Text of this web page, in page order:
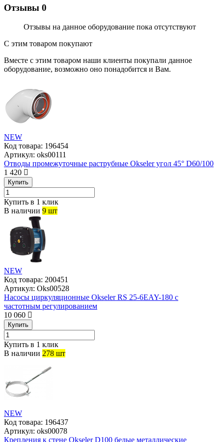
Отзывы 0
Отзывы на данное оборудование пока отсутствуют
С этим товаром покупают
Вместе с этим товаром наши клиенты покупали данное
оборудование, возможно оно понадобится и Вам.
NEW
Код товара: 196454
Артикул: oks00111
Отводы промежуточные раструбные Okseler угол 45° D60/100
1 420
Купить
Купить в 1 клик
В наличии 9 шт
NEW
Код товара: 200451
Артикул: Oks00528
Насосы циркуляционные Okseler RS 25-6EAY-180 с
частотным регулированием
10 060
Купить
Купить в 1 клик
В наличии 278 шт
NEW
Код товара: 196437
Артикул: oks00078
Крепления к стене Okseler D100 белые металлические